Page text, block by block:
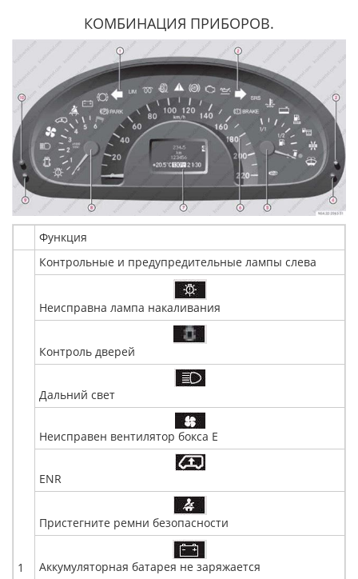
КОМБИНАЦИЯ ПРИБОРОВ.
Функция
1
Контрольные и предупредительные лампы слева
Неисправна лампа накаливания
Контроль дверей
Дальний свет
Неисправен вентилятор бокса Е
ENR
Пристегните ремни безопасности
Аккумуляторная батарея не заряжается